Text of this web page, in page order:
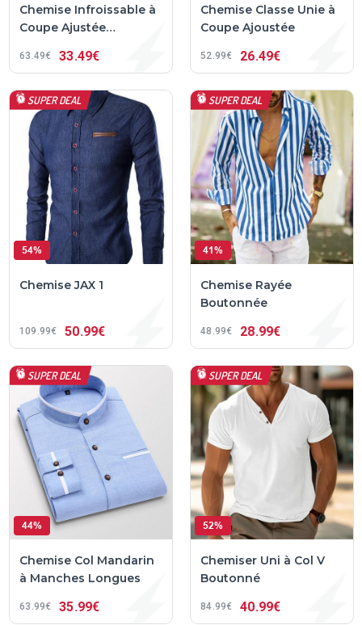
Chemise Infroissable à
Coupe Ajustée
63 49€ 33 49€
Chemise Classe Unie à
Coupe Ajoustée
52 99€ 26 49€
SUPER DEAL
54%
Chemise JAX 1
109 99€ 50 99€
SUPER DEAL
41%
Chemise Rayée
Boutonnée
48 99€ 28 99€
SUPER DEAL
44%
Chemise Col Mandarin
à Manches Longues
63 99€ 35 99€
SUPER DEAL
52%
Chemiser Uni à Col V
Boutonné
84 99€ 40 99€